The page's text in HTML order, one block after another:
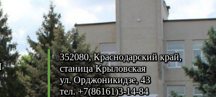
352080, Краснодарский край,
станица Крыловская
ул. Орджоникидзе, 43
тел. +7(86161)3-14-84